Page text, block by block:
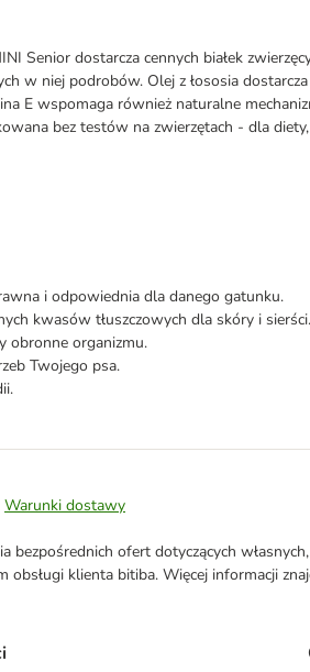
Senior dostarcza cennych białek
w niej podrobów. Olej z łososia
E wspomaga również naturalne
bez testów na zwierzętach - dla
i odpowiednia dla danego gatunku.
kwasów tłuszczowych dla skóry i sierści.
obronne organizmu.
Twojego psa.
Warunki dostawy
ofert dotyczących
obsługi klienta bitiba. Więcej informacji